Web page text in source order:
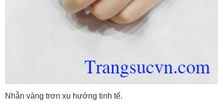
Nhẫn vàng trơn xu hướng tinh tế.